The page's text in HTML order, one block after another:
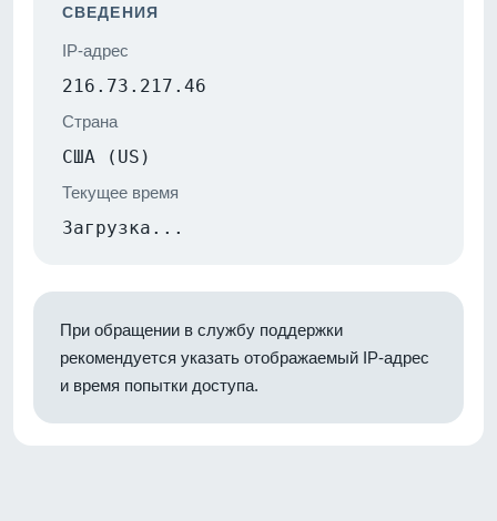
СВЕДЕНИЯ
IP-адрес
216.73.217.46
Страна
США (US)
Текущее время
Загрузка...
При обращении в службу поддержки
рекомендуется указать отображаемый IP-адрес
и время попытки доступа.